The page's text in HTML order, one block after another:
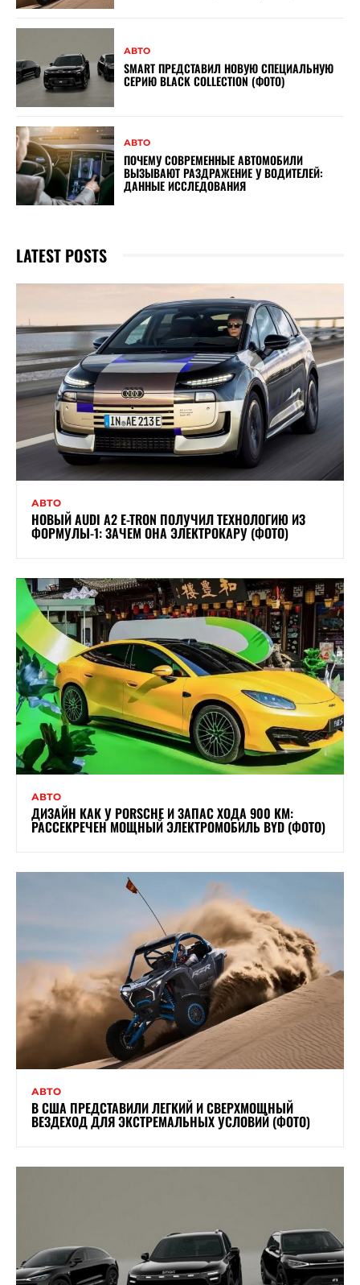
АВТО
SMART ПРЕДСТАВИЛ НОВУЮ СПЕЦИАЛЬНУЮ
СЕРИЮ BLACK COLLECTION (ФОТО)
АВТО
ПОЧЕМУ СОВРЕМЕННЫЕ АВТОМОБИЛИ
ВЫЗЫВАЮТ РАЗДРАЖЕНИЕ У ВОДИТЕЛЕЙ:
ДАННЫЕ ИССЛЕДОВАНИЯ
LATEST POSTS
АВТО
НОВЫЙ AUDI A2 E-TRON ПОЛУЧИЛ ТЕХНОЛОГИЮ ИЗ
ФОРМУЛЫ-1: ЗАЧЕМ ОНА ЭЛЕКТРОКАРУ (ФОТО)
АВТО
ДИЗАЙН КАК У PORSCHE И ЗАПАС ХОДА 900 КМ:
РАССЕКРЕЧЕН МОЩНЫЙ ЭЛЕКТРОМОБИЛЬ BYD (ФОТО)
АВТО
В США ПРЕДСТАВИЛИ ЛЕГКИЙ И СВЕРХМОЩНЫЙ
ВЕЗДЕХОД ДЛЯ ЭКСТРЕМАЛЬНЫХ УСЛОВИЙ (ФОТО)